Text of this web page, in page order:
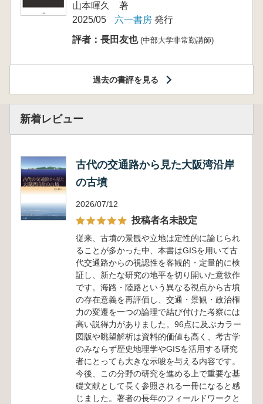
山本暉久 著
2025/05
六一書房 発行
評者：長田友也 (中部大学非常勤講師)
過去の書評を見る
新着レビュー
古代の交通路から見た大阪湾沿岸
の古墳
2026/07/12
投稿者名未設定
従来、古墳の景観や立地は定性的に論じられ
ることが多かった中、本書はGISを用いて古
代交通路からの視認性を客観的・定量的に検
証し、新たな研究の地平を切り開いた意欲作
です。海路・陸路という異なる視点から古墳
の存在意義を再評価し、交通・景観・政治権
力の変遷を一つの論理で結び付けた考察には
高い説得力がありました。96点に及ぶカラー
図版や眺望解析は資料的価値も高く、考古学
のみならず歴史地理学やGISを活用する研究
者にとっても大きな示唆を与える内容です。
今後、この分野の研究を進める上で重要な基
礎文献として長く参照される一冊になると感
じました。著者の長年のフィールドワークと